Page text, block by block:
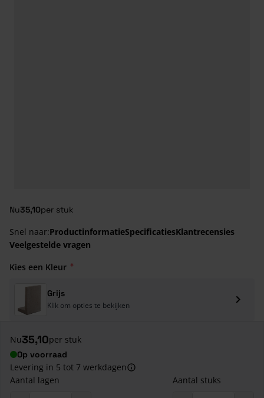
Nu35,10per stuk
Snel naar:ProductinformatieSpecificatiesKlantrecensies
Veelgestelde vragen
Kies een Kleur
Grijs
Klik om opties te bekijken
Nu35,10per stuk
Op voorraad
Levering in 5 tot 7 werkdagen
Aantal lagen
Aantal stuks